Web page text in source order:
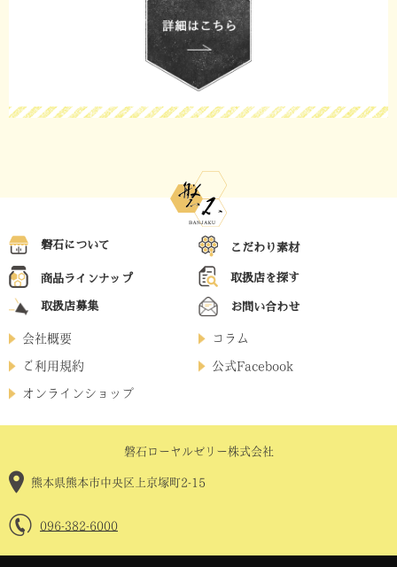
磐石について こだわり素材
商品ラインナップ 取扱店を探す
取扱店募集 お問い合わせ
会社概要 コラム
ご利用規約 公式Facebook
オンラインショップ
磐石ローヤルゼリー株式会社
熊本県熊本市中央区上京塚町2-15
096-382-6000